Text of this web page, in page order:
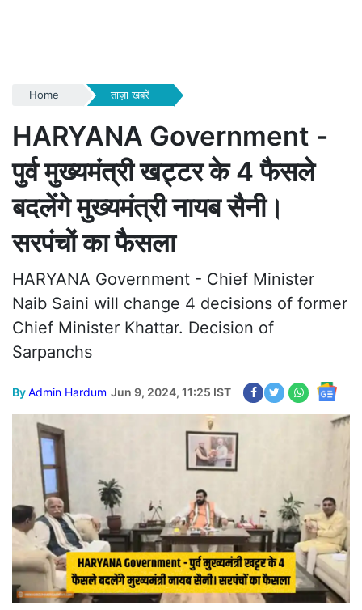
Home ताज़ा खबरें
HARYANA Government -
पुर्व मुख्यमंत्री खट्टर के 4 फैसले
बदलेंगे मुख्यमंत्री नायब सैनी।
सरपंचों का फैसला
HARYANA Government - Chief Minister
Naib Saini will change 4 decisions of former
Chief Minister Khattar. Decision of
Sarpanchs
ByAdmin Hardum Jun 9, 2024, 11:25 IST